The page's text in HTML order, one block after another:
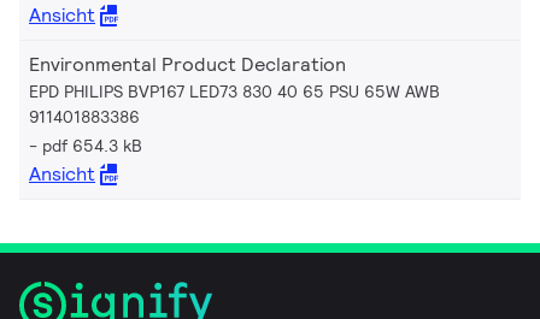
Ansicht
Environmental Product Declaration
EPD PHILIPS BVP167 LED73 830 40 65 PSU 65W AWB
911401883386
pdf 654.3 kB
Ansicht